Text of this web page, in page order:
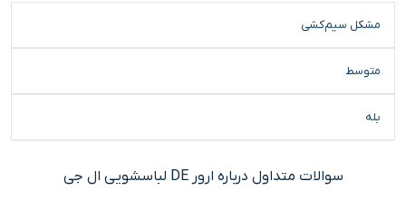
مشکل سیم‌کشی
متوسط
بله
سوالات متداول درباره ارور DE لباسشویی ال جی